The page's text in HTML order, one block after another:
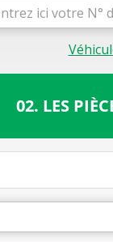
02. LES